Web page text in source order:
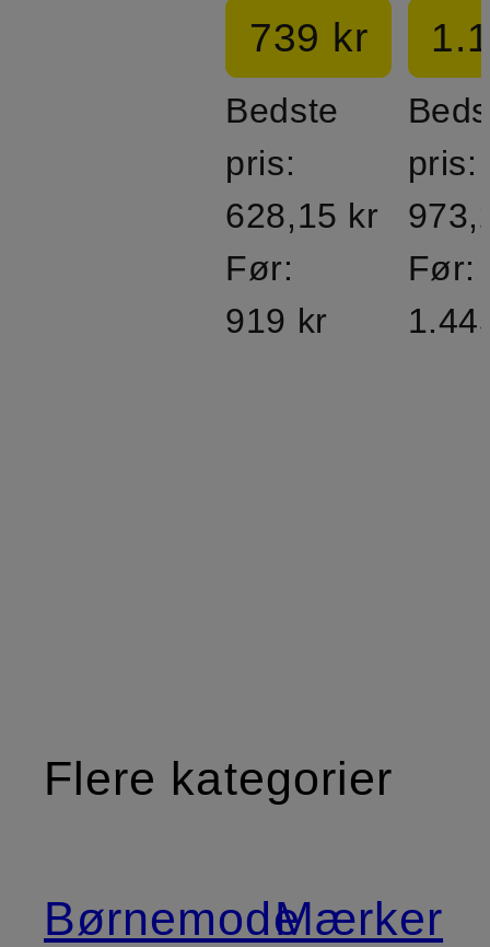
739 kr
Bedste
pris:
628,15 kr
Før:
919 kr
pris:
Før:
Flere kategorier
BørnemodeMærker